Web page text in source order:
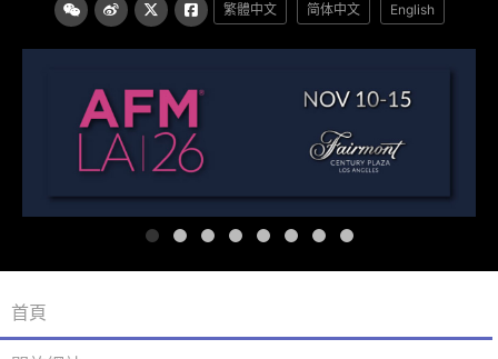
繁體中文 简体中文 English
首頁